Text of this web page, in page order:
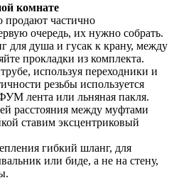
комнате
частично
очередь, их нужно собрать.
для душа и гусак к крану, между
прокладки из комплекта.
используя переходники и
резьбы используется
лента или льняная пакля.
расстояния между муфтами
ставим эксцентриковый
гибкий шланг, для
или биде, а не на стену,